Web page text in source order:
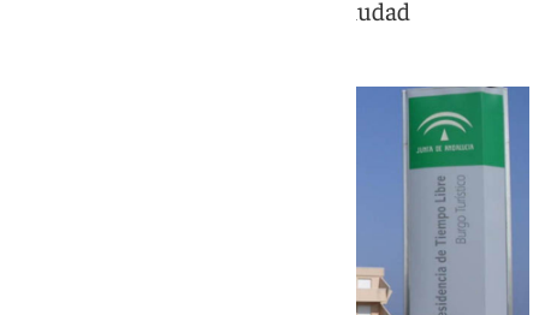
aumenta la oferta hotelera en la ciudad